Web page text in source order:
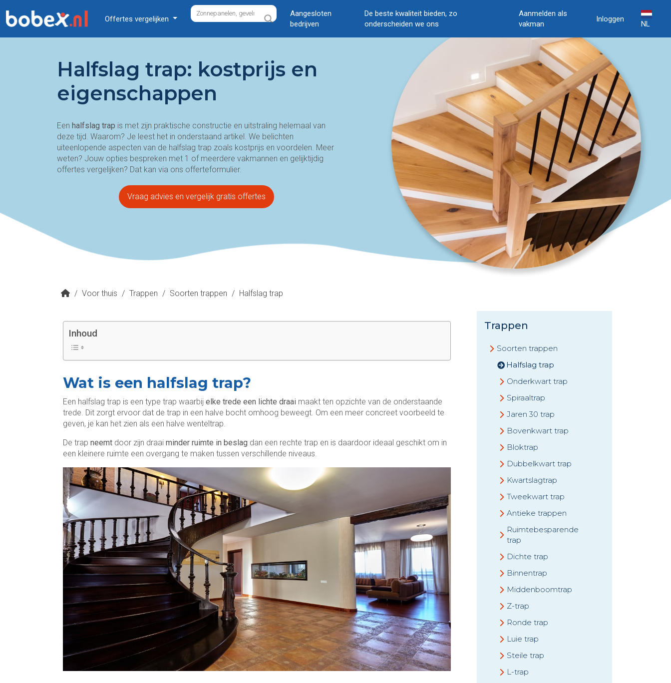
Offertes vergelijken
Aangesloten
bedrijven
De beste kwaliteit bieden, zo
onderscheiden we ons
Aanmelden als
vakman
Inloggen
NL
Halfslag trap: kostprijs en
eigenschappen
Een halfslag trap is met zijn praktische constructie en uitstraling helemaal van
deze tijd. Waarom? Je leest het in onderstaand artikel. We belichten
uiteenlopende aspecten van de halfslag trap zoals kostprijs en voordelen. Meer
weten? Jouw opties bespreken met 1 of meerdere vakmannen en gelijktijdig
offertes vergelijken? Dat kan via ons offerteformulier.
Vraag advies en vergelijk gratis offertes
/ Voor thuis / Trappen / Soorten trappen / Halfslag trap
Inhoud
Wat is een halfslag trap?
Een halfslag trap is een type trap waarbij elke trede een lichte draai maakt ten opzichte van de onderstaande
trede. Dit zorgt ervoor dat de trap in een halve bocht omhoog beweegt. Om een meer concreet voorbeeld te
geven, je kan het zien als een halve wenteltrap.
De trap neemt door zijn draai minder ruimte in beslag dan een rechte trap en is daardoor ideaal geschikt om in
een kleinere ruimte een overgang te maken tussen verschillende niveaus.
Trappen
Soorten trappen
Halfslag trap
Onderkwart trap
Spiraaltrap
Jaren 30 trap
Bovenkwart trap
Bloktrap
Dubbelkwart trap
Kwartslagtrap
Tweekwart trap
Antieke trappen
Ruimtebesparende
trap
Dichte trap
Binnentrap
Middenboomtrap
Z-trap
Ronde trap
Luie trap
Steile trap
L-trap